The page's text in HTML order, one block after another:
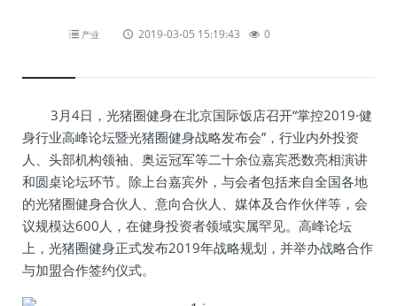
产业 2019-03-05 15:19:43 0
3月4日，光猪圈健身在北京国际饭店召开“掌控2019·健
身行业高峰论坛暨光猪圈健身战略发布会”，行业内外投资
人、头部机构领袖、奥运冠军等二十余位嘉宾悉数亮相演讲
和圆桌论坛环节。除上台嘉宾外，与会者包括来自全国各地
的光猪圈健身合伙人、意向合伙人、媒体及合作伙伴等，会
议规模达600人，在健身投资者领域实属罕见。高峰论坛
上，光猪圈健身正式发布2019年战略规划，并举办战略合作
与加盟合作签约仪式。